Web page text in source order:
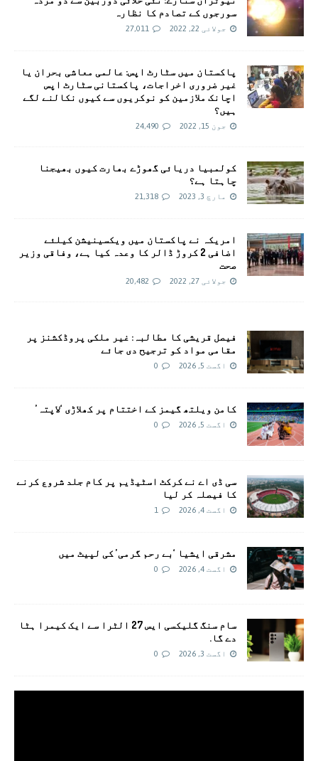
سورجوں کے تصادم کا نظارہ
جولائی 22, 2022 27,011
پاکستان میں سٹارٹ اپس: عالمی معاشی بحران یا
غیر ضروری اخراجات، پاکستانی سٹارٹ اپس
اچانک ملازمین کو نوکریوں سے کیوں نکالنے لگے
ہیں؟
جون 15, 2022 24,490
کولمبیا دریائی گھوڑے بھارت کیوں بھیجنا
چاہتا ہے؟
مارچ 3, 2023 21,318
امريکہ نے پاکستان میں ویکسینیشن کیلئے
اضافی 2 کروڑ ڈالر کا وعدہ کیا ہے، وفاقی وزیر
صحت
جولائی 27, 2022 20,482
فیصل قریشی کا مطالبہ: غیر ملکی پروڈکشنز پر
مقامی مواد کو ترجیح دی جائے
اگست 5, 2026 0
کامن ویلتھ گیمز کے اختتام پر کھلاڑی ‘لاپتہ’
اگست 5, 2026 0
سی ڈی اے نے کرکٹ اسٹیڈیم پر کام جلد شروع کرنے
کا فیصلہ کر لیا
اگست 4, 2026 1
مشرقی ایشیا ‘بے رحم گرمی’ کی لپیٹ میں
اگست 4, 2026 0
سام سنگ گلیکسی ایس 27 الٹرا سے ایک کیمرا ہٹا
دے گا.
اگست 3, 2026 0